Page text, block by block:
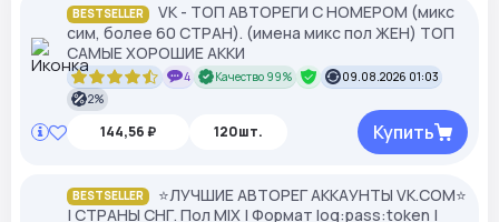
BESTSELLER
VK - ТОП АВТОРЕГИ С НОМЕРОМ (микс
сим, более 60 СТРАН). (имена микс пол ЖЕН) ТОП
САМЫЕ ХОРОШИЕ АККИ
4 Качество 99%
09.08.2026 01:03
2%
144,56 ₽ 120шт. Купить
BESTSELLER
⭐️ЛУЧШИЕ АВТОРЕГ АККАУНТЫ VK.COM⭐️
| СТРАНЫ СНГ. Пол MIX | Формат log:pass:token |